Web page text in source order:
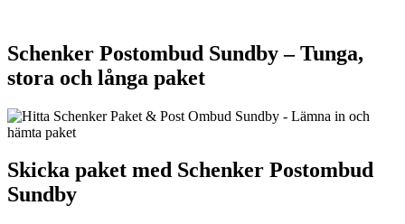
Schenker Postombud Sundby – Tunga,
stora och långa paket
Skicka paket med Schenker Postombud
Sundby